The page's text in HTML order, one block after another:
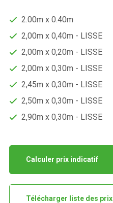
2.00m x 0.40m
2,00m x 0,40m - LISSE
2,00m x 0,20m - LISSE
2,00m x 0,30m - LISSE
2,45m x 0,30m - LISSE
2,50m x 0,30m - LISSE
2,90m x 0,30m - LISSE
Calculer prix indicatif
Télécharger liste des prix